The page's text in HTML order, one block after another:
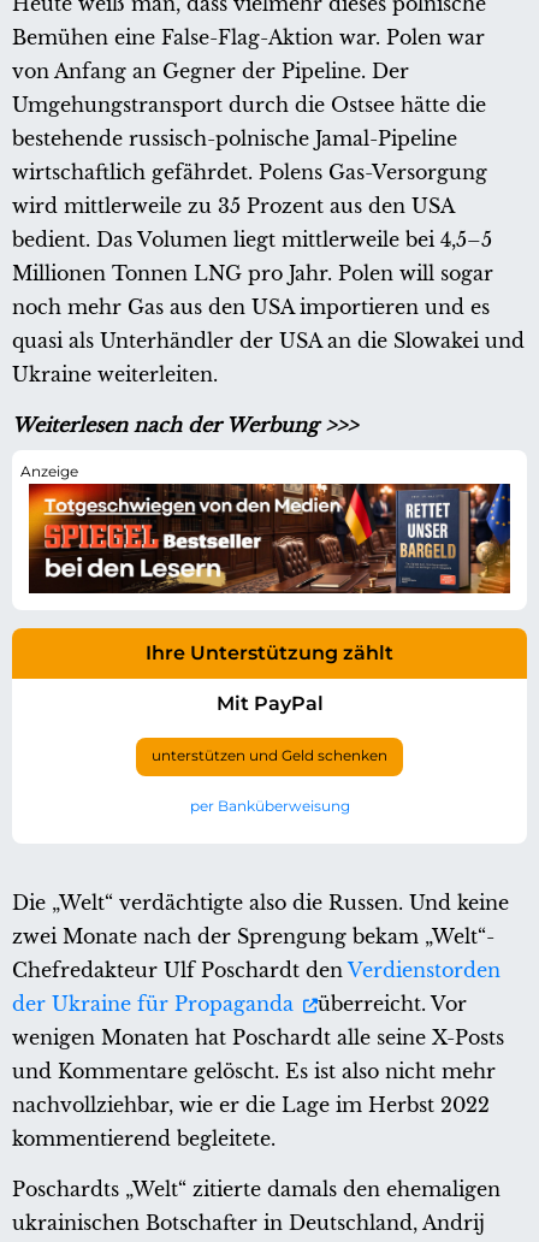
Bemühen eine False-Flag-Aktion war. Polen war
von Anfang an Gegner der Pipeline. Der
Umgehungstransport durch die Ostsee hätte die
bestehende russisch-polnische Jamal-Pipeline
wirtschaftlich gefährdet. Polens Gas-Versorgung
wird mittlerweile zu 35 Prozent aus den USA
bedient. Das Volumen liegt mittlerweile bei 4,5–5
Millionen Tonnen LNG pro Jahr. Polen will sogar
noch mehr Gas aus den USA importieren und es
quasi als Unterhändler der USA an die Slowakei und
Ukraine weiterleiten.
Weiterlesen nach der Werbung >>>
Ihre Unterstützung zählt
Mit PayPal
unterstützen und Geld schenken
per Banküberweisung
Die „Welt“ verdächtigte also die Russen. Und keine
zwei Monate nach der Sprengung bekam „Welt“-
Chefredakteur Ulf Poschardt denVerdienstorden
der Ukraine für Propaganda
überreicht. Vor
wenigen Monaten hat Poschardt alle seine X-Posts
und Kommentare gelöscht. Es ist also nicht mehr
nachvollziehbar, wie er die Lage im Herbst 2022
kommentierend begleitete.
Poschardts „Welt“ zitierte damals den ehemaligen
ukrainischen Botschafter in Deutschland, Andrij